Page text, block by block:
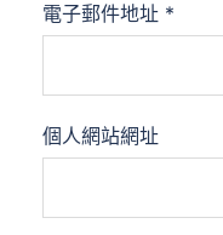
電子郵件地址 *
個人網站網址